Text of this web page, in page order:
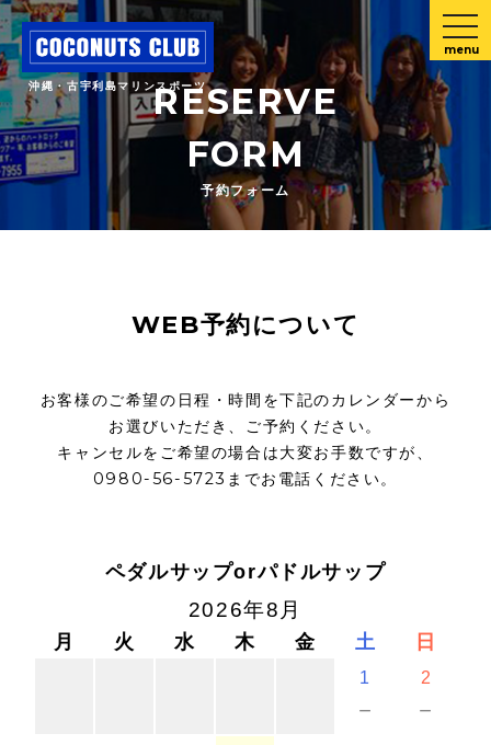
沖縄・古宇利島マリンスポーツ
menu
RESERVE
FORM
予約フォーム
WEB予約について
お客様のご希望の日程・時間を下記のカレンダーから
お選びいただき、ご予約ください。
キャンセルをご希望の場合は大変お手数ですが、
0980-56-5723までお電話ください。
ペダルサップorパドルサップ
2026年8月
月 火 水 木 金 土 日
1
－
2
－